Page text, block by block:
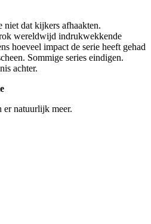
niet dat kijkers afhaakten.
wereldwijd indrukwekkende
hoeveel impact de serie heeft gehad
Sommige series eindigen.
achter.
er natuurlijk meer.